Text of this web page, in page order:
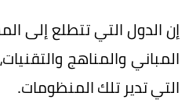
إن الدول التي تتطلع إلى
المباني والمناهج
التي تدير تلك المنظومات.